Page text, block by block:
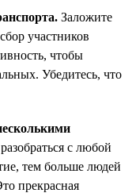
Заложите
участников
чтобы
Убедитесь, что
с любой
тем больше людей
прекрасная